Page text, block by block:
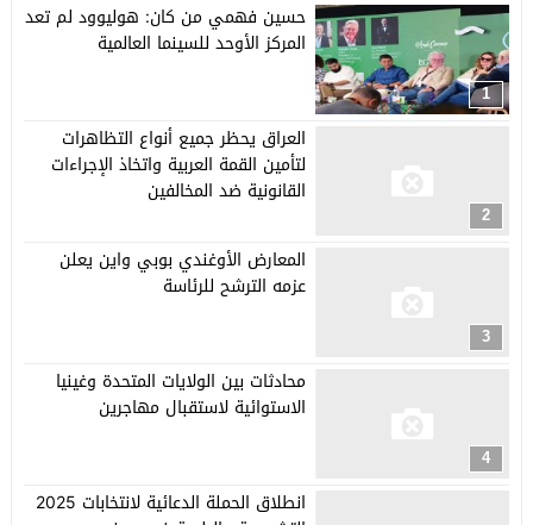
1
حسين فهمي من كان: هوليوود لم تعد
المركز الأوحد للسينما العالمية
2
العراق يحظر جميع أنواع التظاهرات
لتأمين القمة العربية واتخاذ الإجراءات
القانونية ضد المخالفين
3
المعارض الأوغندي بوبي واين يعلن
عزمه الترشح للرئاسة
4
محادثات بين الولايات المتحدة وغينيا
الاستوائية لاستقبال مهاجرين
انطلاق الحملة الدعائية لانتخابات 2025